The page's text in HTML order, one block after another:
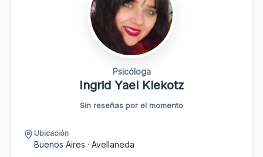
Psicóloga
Ingrid Yael Klekotz
Sin reseñas por el momento
Ubicación
Buenos Aires · Avellaneda